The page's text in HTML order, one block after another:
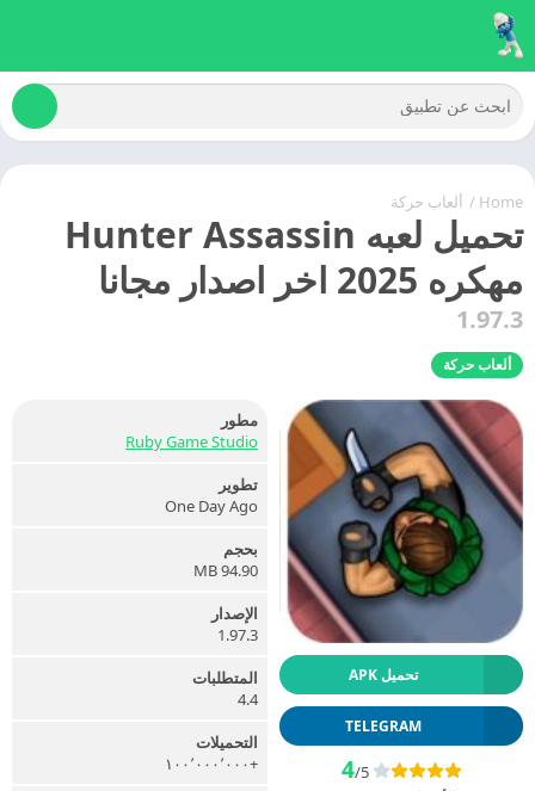
Home
/ ألعاب حركة
تحميل لعبه Hunter Assassin
مهكره 2025 اخر اصدار مجانا
1.97.3
ألعاب حركة
تحميل APK
TELEGRAM
4/5
مطور
Ruby Game Studio
تطوير
One Day Ago
بحجم
94.90 MB
الإصدار
1.97.3
المتطلبات
4.4
التحميلات
+١٠٠٬٠٠٠٬٠٠٠